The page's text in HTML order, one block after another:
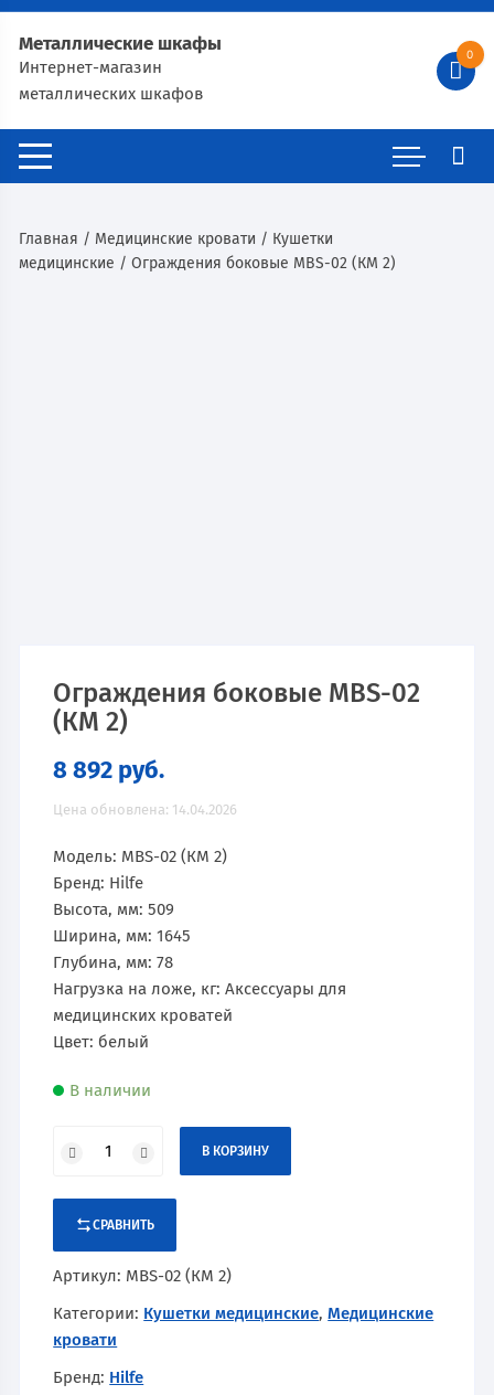
Металлические шкафы
Интернет-магазин
металлических шкафов
0
Главная / Медицинские кровати / Кушетки
медицинские / Ограждения боковые MBS-02 (КМ 2)
Ограждения боковые MBS-02
(КМ 2)
8 892 руб.
Цена обновлена: 14.04.2026
Модель: MBS-02 (КМ 2)
Бренд: Hilfe
Высота, мм: 509
Ширина, мм: 1645
Глубина, мм: 78
Нагрузка на ложе, кг: Аксессуары для
медицинских кроватей
Цвет: белый
В наличии
В КОРЗИНУ
СРАВНИТЬ
Артикул: MBS-02 (КМ 2)
Категории: Кушетки медицинские,Медицинские
кровати
Бренд: Hilfe